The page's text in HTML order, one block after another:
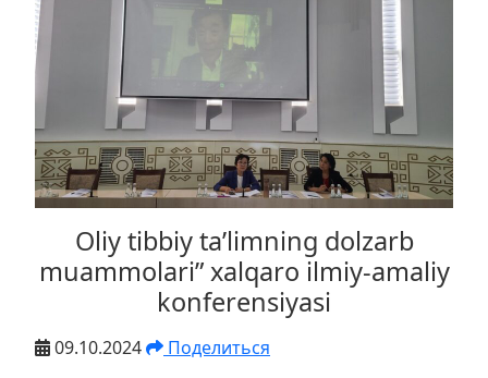
Oliy tibbiy ta’limning dolzarb
muammolari” xalqaro ilmiy-amaliy
konferensiyasi
09.10.2024
Поделиться